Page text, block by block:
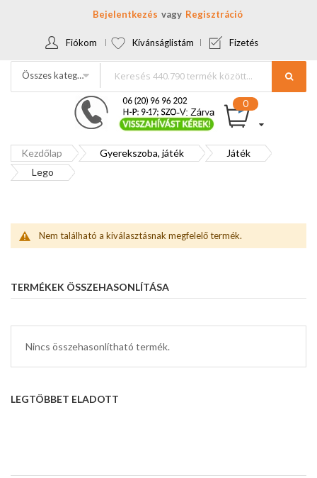
Bejelentkezés Regisztráció
Fiókom Kívánságlistám Fizetés
Összes kategória
Kezdőlap Gyerekszoba, játék
Játék
Lego
Nem található a kiválasztásnak megfelelő termék.
TERMÉKEK ÖSSZEHASONLÍTÁSA
Nincs összehasonlítható termék.
LEGTÖBBET ELADOTT